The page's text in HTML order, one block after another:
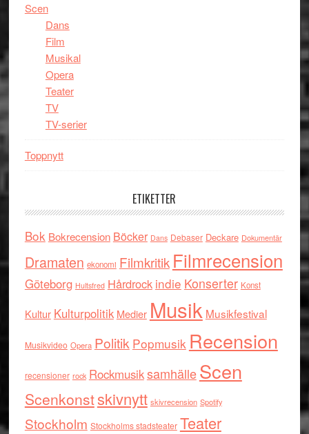
Scen
Dans
Film
Musikal
Opera
Teater
TV
TV-serier
Toppnytt
ETIKETTER
Bok Bokrecension Böcker Dans Debaser Deckare Dokumentär
Dramaten ekonomi Filmkritik Filmrecension
Göteborg Hultsfred Hårdrock indie Konserter Konst
Kultur Kulturpolitik Medier Musik Musikfestival
Musikvideo Opera Politik Popmusik Recension
recensioner rock RockmusiksamhälleScen
Scenkonstskivnytt skivrecension Spotify
Stockholm Stockholms stadsteater Teater